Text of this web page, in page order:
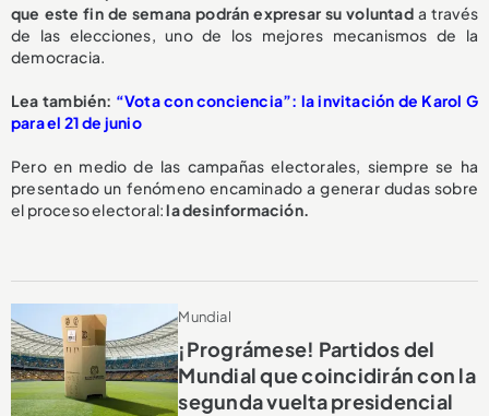
que este fin de semana podrán expresar su voluntada través
de las elecciones, uno de los mejores mecanismos de la
democracia.
Lea también: “Vota con conciencia”: la invitación de Karol G
para el 21 de junio
Pero en medio de las campañas electorales, siempre se ha
presentado un fenómeno encaminado a generar dudas sobre
el proceso electoral:la desinformación.
Mundial
¡Prográmese! Partidos del
Mundial que coincidirán con la
segunda vuelta presidencial